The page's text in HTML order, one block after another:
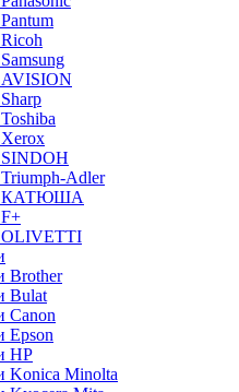
Adler
КАТЮША
OLIVETTI
Brother
Bulat
Canon
Epson
HP
Konica Minolta